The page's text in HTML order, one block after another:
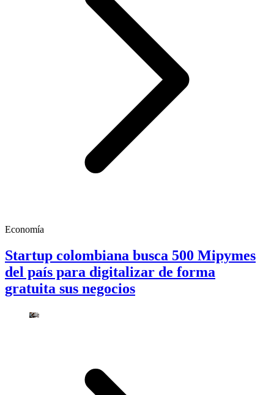
Economía
Startup colombiana busca 500 Mipymes
del país para digitalizar de forma
gratuita sus negocios